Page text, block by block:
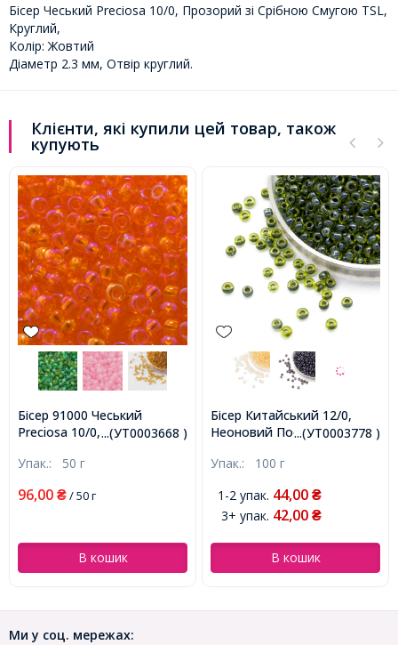
Бісер Чеський Preciosa 10/0, Прозорий зі Срібною Смугою TSL,
Круглий,
Колір: Жовтий
Діаметр 2.3 мм, Отвір круглий.
Клієнти, які купили цей товар, також
купують
...(УТ0003668 )
Бісер 91000 Чеський
Preciosa 10/0, Прозорий
Помаранчевий, Круглий,
Упак.: 50 г
96,00 ₴/ 50 г
В кошик
...(УТ0003778 )
Бісер Китайський 12/0,
Неоновий Пофарбований
Зелений 2224, Круглий,
Упак.: 100 г
1-2 упак. 44,00 ₴
3+ упак. 42,00 ₴
В кошик
Ми у соц. мережах: